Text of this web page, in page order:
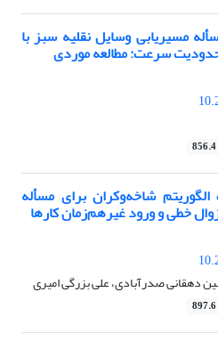
مسیریابی وسایل نقلیه سبز با
سرعت: مطالعه موردی
شاخه‌وکران برای مسأله
خطی و ورود غیرهم‌زمان کارها
صدرآبادی، علی بزرگی امیری